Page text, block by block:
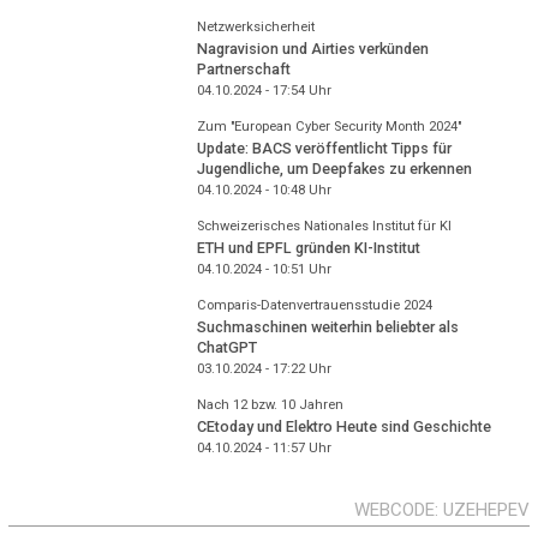
Netzwerksicherheit
Nagravision und Airties verkünden
Partnerschaft
04.10.2024 - 17:54Uhr
Zum "European Cyber Security Month 2024"
Update: BACS veröffentlicht Tipps für
Jugendliche, um Deepfakes zu erkennen
04.10.2024 - 10:48Uhr
Schweizerisches Nationales Institut für KI
ETH und EPFL gründen KI-Institut
04.10.2024 - 10:51 Uhr
Comparis-Datenvertrauensstudie 2024
Suchmaschinen weiterhin beliebter als
ChatGPT
03.10.2024 - 17:22Uhr
Nach 12 bzw. 10 Jahren
CEtoday und Elektro Heute sind Geschichte
04.10.2024 - 11:57Uhr
WEBCODE UZEHEPEV